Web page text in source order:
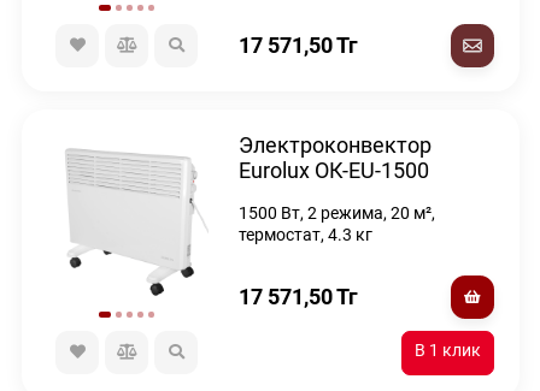
17 571,50Тг
Электроконвектор
Eurolux ОК-EU-1500
1500 Вт, 2 режима, 20 м²,
термостат, 4.3 кг
17 571,50Тг